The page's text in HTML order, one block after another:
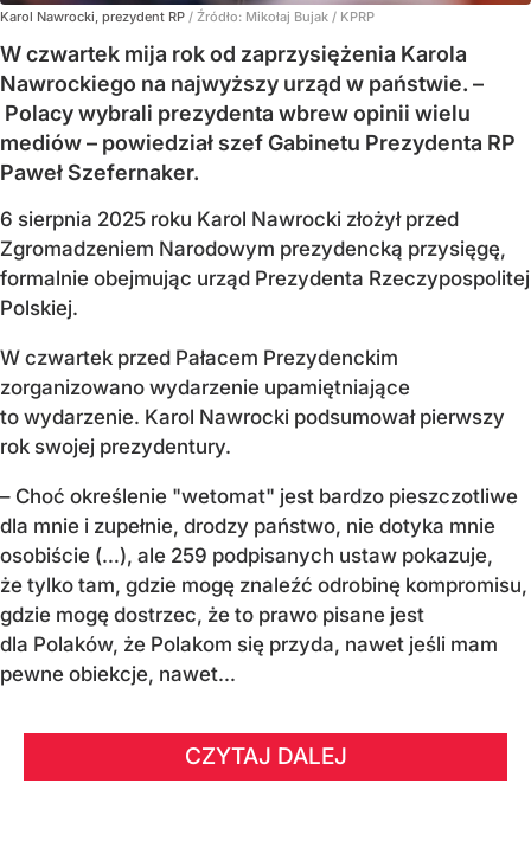
Karol Nawrocki, prezydent RP / Źródło: Mikołaj Bujak / KPRP
W czwartek mija rok od zaprzysiężenia Karola
Nawrockiego na najwyższy urząd w państwie. –
Polacy wybrali prezydenta wbrew opinii wielu
mediów – powiedział szef Gabinetu Prezydenta RP
Paweł Szefernaker.
6 sierpnia 2025 roku Karol Nawrocki złożył przed
Zgromadzeniem Narodowym prezydencką przysięgę,
formalnie obejmując urząd Prezydenta Rzeczypospolitej
Polskiej.
W czwartek przed Pałacem Prezydenckim
zorganizowano wydarzenie upamiętniające
to wydarzenie. Karol Nawrocki podsumował pierwszy
rok swojej prezydentury.
– Choć określenie "wetomat" jest bardzo pieszczotliwe
dla mnie i zupełnie, drodzy państwo, nie dotyka mnie
osobiście (…), ale 259 podpisanych ustaw pokazuje,
że tylko tam, gdzie mogę znaleźć odrobinę kompromisu,
gdzie mogę dostrzec, że to prawo pisane jest
dla Polaków, że Polakom się przyda, nawet jeśli mam
pewne obiekcje, nawet...
CZYTAJ DALEJ